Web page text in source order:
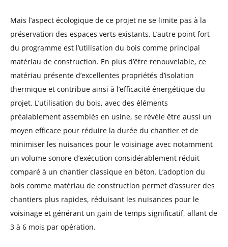
Mais l’aspect écologique de ce projet ne se limite pas à la
préservation des espaces verts existants. L’autre point fort
du programme est l’utilisation du bois comme principal
matériau de construction. En plus d’être renouvelable, ce
matériau présente d’excellentes propriétés d’isolation
thermique et contribue ainsi à l’efficacité énergétique du
projet. L’utilisation du bois, avec des éléments
préalablement assemblés en usine, se révèle être aussi un
moyen efficace pour réduire la durée du chantier et de
minimiser les nuisances pour le voisinage avec notamment
un volume sonore d’exécution considérablement réduit
comparé à un chantier classique en béton. L’adoption du
bois comme matériau de construction permet d’assurer des
chantiers plus rapides, réduisant les nuisances pour le
voisinage et générant un gain de temps significatif, allant de
3 à 6 mois par opération.